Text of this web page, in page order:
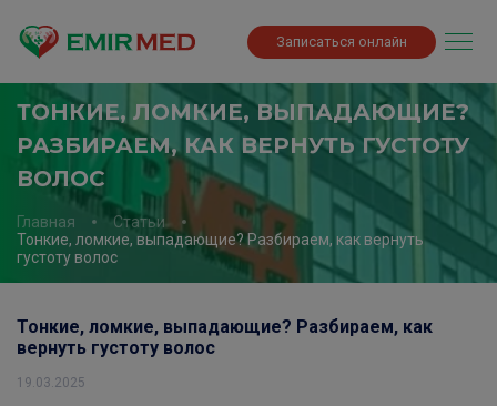
Записаться онлайн
ТОНКИЕ, ЛОМКИЕ, ВЫПАДАЮЩИЕ?
РАЗБИРАЕМ, КАК ВЕРНУТЬ ГУСТОТУ
ВОЛОС
Главная
Статьи
Тонкие, ломкие, выпадающие? Разбираем, как вернуть
густоту волос
Тонкие, ломкие, выпадающие? Разбираем, как
вернуть густоту волос
19.03.2025